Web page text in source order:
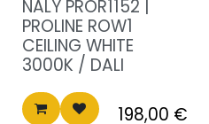
Nieuwe prijs
NALY PROR1152 |
PROLINE ROW1
CEILING WHITE
3000K / DALI
198,00 €